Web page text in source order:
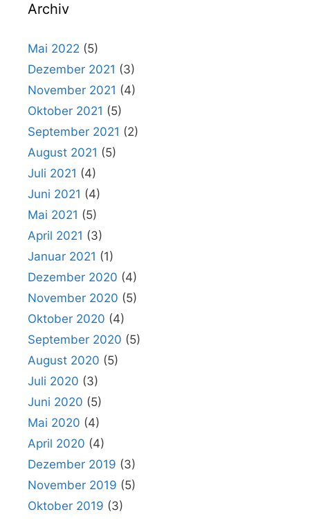
Archiv
Mai 2022 (5)
Dezember 2021 (3)
November 2021 (4)
Oktober 2021 (5)
September 2021 (2)
August 2021 (5)
Juli 2021 (4)
Juni 2021 (4)
Mai 2021 (5)
April 2021 (3)
Januar 2021 (1)
Dezember 2020 (4)
November 2020 (5)
Oktober 2020 (4)
September 2020 (5)
August 2020 (5)
Juli 2020 (3)
Juni 2020 (5)
Mai 2020 (4)
April 2020 (4)
Dezember 2019 (3)
November 2019 (5)
Oktober 2019 (3)